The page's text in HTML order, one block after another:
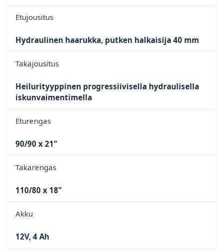
Etujousitus
Hydraulinen haarukka, putken halkaisija 40 mm
Takajousitus
Heilurityyppinen progressiivisella hydraulisella
iskunvaimentimella
Eturengas
90/90 x 21"
Takarengas
110/80 x 18"
Akku
12V, 4 Ah